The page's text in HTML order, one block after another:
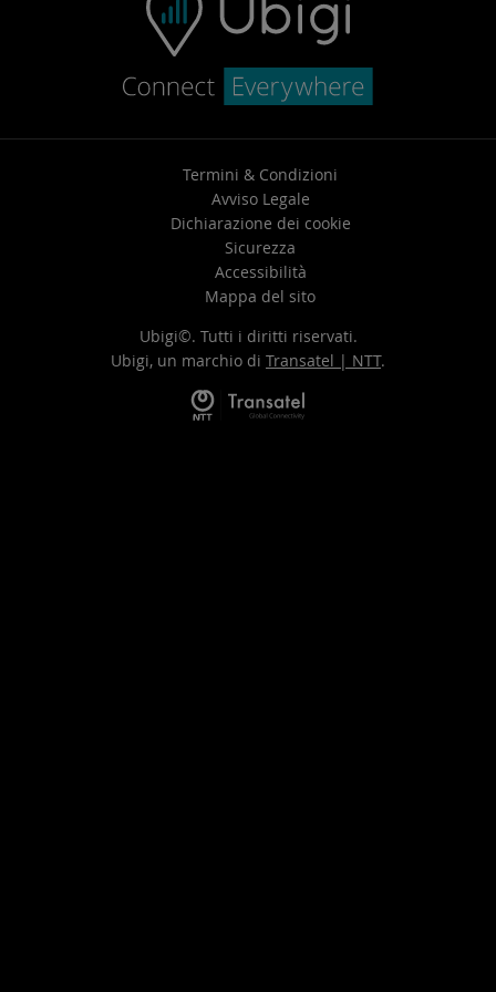
Termini & Condizioni
Avviso Legale
Dichiarazione dei cookie
Sicurezza
Accessibilità
Mappa del sito
Ubigi©. Tutti i diritti riservati.
Ubigi, un marchio di Transatel | NTT.